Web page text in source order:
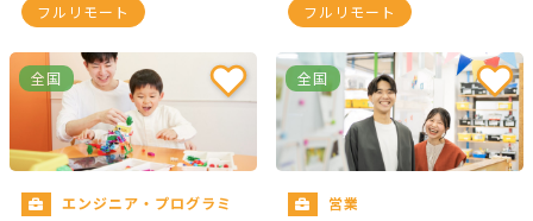
フルリモート
フルリモート
全国
エンジニア・プログラミ
全国
営業